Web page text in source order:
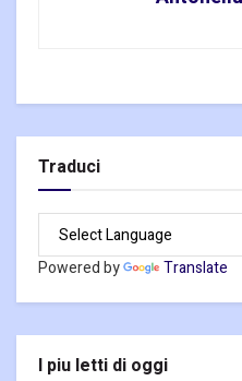
Traduci
Powered by Translate
I piu letti di oggi